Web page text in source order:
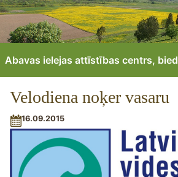
Abavas ielejas attīstības centrs,
Velodiena noķer vasaru
16.09.2015